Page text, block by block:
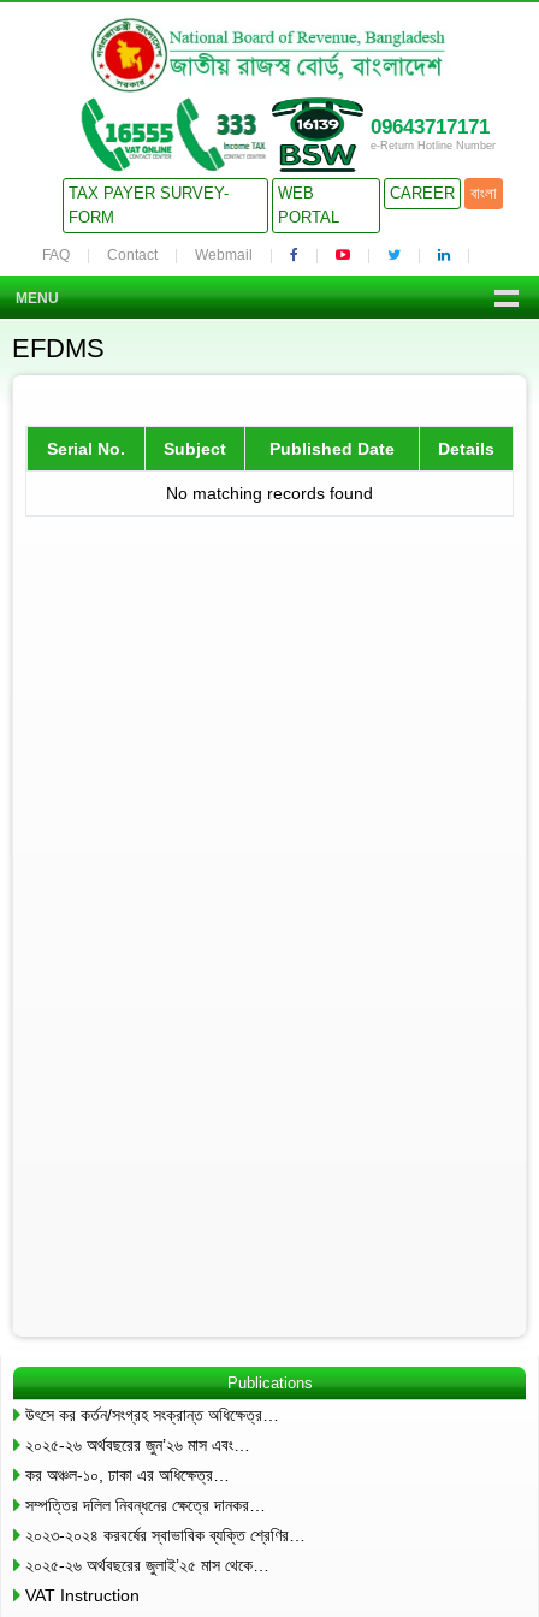
09643717171
e-Return Hotline Number
TAX PAYER SURVEY-
FORM
WEB
PORTAL
CAREER বাংলা
FAQ Contact Webmail
MENU
EFDMS
Serial No. Subject Published Date Details
No matching records found
Publications
উৎসে কর কর্তন/সংগ্রহ সংক্রান্ত অধিক্ষেত্র…
২০২৫-২৬ অর্থবছরের জুন’২৬ মাস এবং…
কর অঞ্চল-১০, ঢাকা এর অধিক্ষেত্র…
সম্পত্তির দলিল নিবন্ধনের ক্ষেত্রে দানকর…
২০২৩-২০২৪ করবর্ষের স্বাভাবিক ব্যক্তি শ্রেণির…
২০২৫-২৬ অর্থবছরের জুলাই’২৫ মাস থেকে…
VAT Instruction